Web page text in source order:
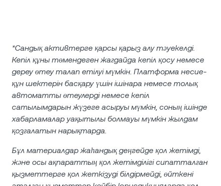
*Сандық активтерге қарсы қарыз алу тәуекелді.
Кепіл құны төмендеген жағдайда кепіл қосу немесе
дереу өтеу талап етілуі мүмкін. Платформа несие-
құн шектерін басқару үшін ішінара немесе толық
автоматты өтеулерді немесе кепіл
сатылымдарын жүзеге асыруы мүмкін, соның ішінде
хабарламалар уақытылы болмауы мүмкін жылдам
қозғалатын нарықтарда.
Бұл материалдар жаһандық деңгейде қол жетімді,
және осы ақпараттың қол жетімділігі сипатталған
қызметтерге қол жеткізуді білдірмейді, өйткені